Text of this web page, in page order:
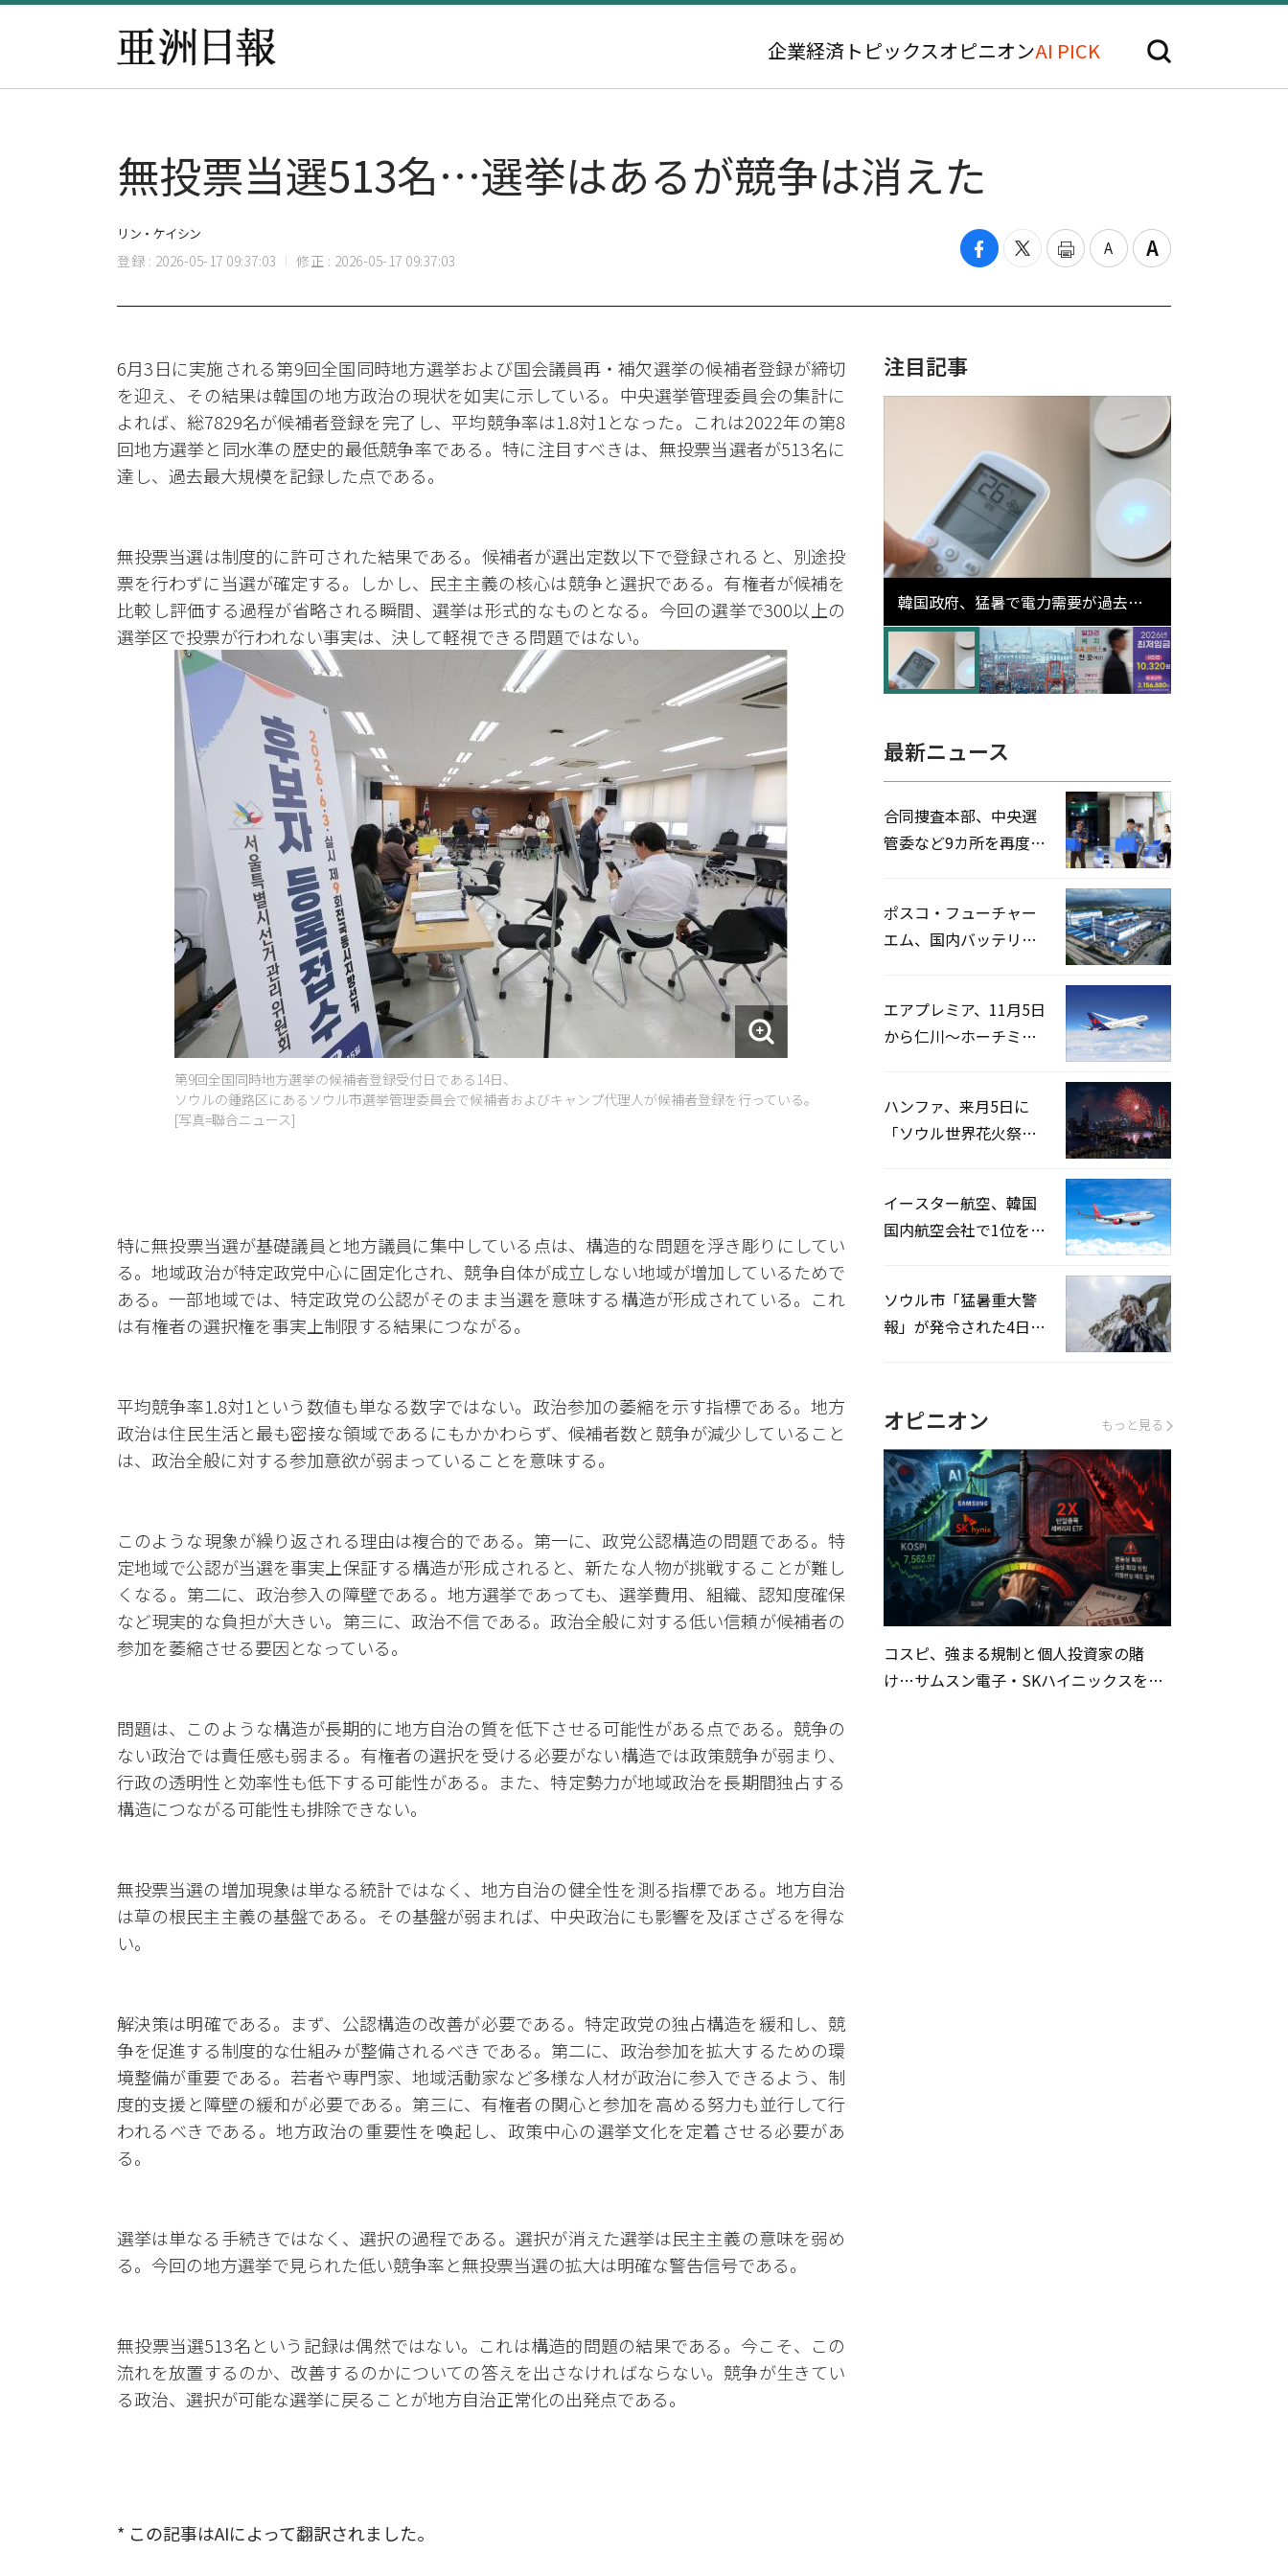
企業経済 トピックスオピニオンAI PICK
無投票当選513名…選挙はあるが競争は消えた
リン・ケイシン
登録 : 2026-05-17 09:37:03 修正 : 2026-05-17 09:37:03
6月3日に実施される第9回全国同時地方選挙および国会議員再・補欠選挙の候補者登録が締切
を迎え、その結果は韓国の地方政治の現状を如実に示している。中央選挙管理委員会の集計に
よれば、総7829名が候補者登録を完了し、平均競争率は1.8対1となった。これは2022年の第8
回地方選挙と同水準の歴史的最低競争率である。特に注目すべきは、無投票当選者が513名に
達し、過去最大規模を記録した点である。
無投票当選は制度的に許可された結果である。候補者が選出定数以下で登録されると、別途投
票を行わずに当選が確定する。しかし、民主主義の核心は競争と選択である。有権者が候補を
比較し評価する過程が省略される瞬間、選挙は形式的なものとなる。今回の選挙で300以上の
選挙区で投票が行われない事実は、決して軽視できる問題ではない。
第9回全国同時地方選挙の候補者登録受付日である14日、
ソウルの鍾路区にあるソウル市選挙管理委員会で候補者およびキャンプ代理人が候補者登録を行っている。
[写真=聯合ニュース]
特に無投票当選が基礎議員と地方議員に集中している点は、構造的な問題を浮き彫りにしてい
る。地域政治が特定政党中心に固定化され、競争自体が成立しない地域が増加しているためで
ある。一部地域では、特定政党の公認がそのまま当選を意味する構造が形成されている。これ
は有権者の選択権を事実上制限する結果につながる。
平均競争率1.8対1という数値も単なる数字ではない。政治参加の萎縮を示す指標である。地方
政治は住民生活と最も密接な領域であるにもかかわらず、候補者数と競争が減少していること
は、政治全般に対する参加意欲が弱まっていることを意味する。
このような現象が繰り返される理由は複合的である。第一に、政党公認構造の問題である。特
定地域で公認が当選を事実上保証する構造が形成されると、新たな人物が挑戦することが難し
くなる。第二に、政治参入の障壁である。地方選挙であっても、選挙費用、組織、認知度確保
など現実的な負担が大きい。第三に、政治不信である。政治全般に対する低い信頼が候補者の
参加を萎縮させる要因となっている。
問題は、このような構造が長期的に地方自治の質を低下させる可能性がある点である。競争の
ない政治では責任感も弱まる。有権者の選択を受ける必要がない構造では政策競争が弱まり、
行政の透明性と効率性も低下する可能性がある。また、特定勢力が地域政治を長期間独占する
構造につながる可能性も排除できない。
無投票当選の増加現象は単なる統計ではなく、地方自治の健全性を測る指標である。地方自治
は草の根民主主義の基盤である。その基盤が弱まれば、中央政治にも影響を及ぼさざるを得な
い。
解決策は明確である。まず、公認構造の改善が必要である。特定政党の独占構造を緩和し、競
争を促進する制度的な仕組みが整備されるべきである。第二に、政治参加を拡大するための環
境整備が重要である。若者や専門家、地域活動家など多様な人材が政治に参入できるよう、制
度的支援と障壁の緩和が必要である。第三に、有権者の関心と参加を高める努力も並行して行
われるべきである。地方政治の重要性を喚起し、政策中心の選挙文化を定着させる必要があ
る。
選挙は単なる手続きではなく、選択の過程である。選択が消えた選挙は民主主義の意味を弱め
る。今回の地方選挙で見られた低い競争率と無投票当選の拡大は明確な警告信号である。
無投票当選513名という記録は偶然ではない。これは構造的問題の結果である。今こそ、この
流れを放置するのか、改善するのかについての答えを出さなければならない。競争が生きてい
る政治、選択が可能な選挙に戻ることが地方自治正常化の出発点である。
* この記事はAIによって翻訳されました。
注目記事
韓国政府、猛暑で電力需要が過去最
高更新の可能性に需給対応体制を点
検
最新ニュース
合同捜査本部、中央選
管委など9カ所を再度家
ポスコ・フューチャー
エム、国内バッテリー
エアプレミア、11月5日
から仁川〜ホーチミン
ハンファ、来月5日に
「ソウル世界花火祭り
イースター航空、韓国
国内航空会社で1位を記
ソウル市「猛暑重大警
報」が発令された4日、
オピニオン もっと見る
コスピ、強まる規制と個人投資家の賭
け…サムスン電子・SKハイニックスを巡